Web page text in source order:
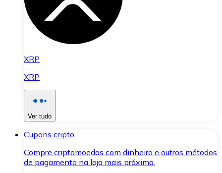
XRP
XRP
Ver tudo
Cupons cripto
Compre criptomoedas com dinheiro e outros métodos
de pagamento na loja mais próxima.